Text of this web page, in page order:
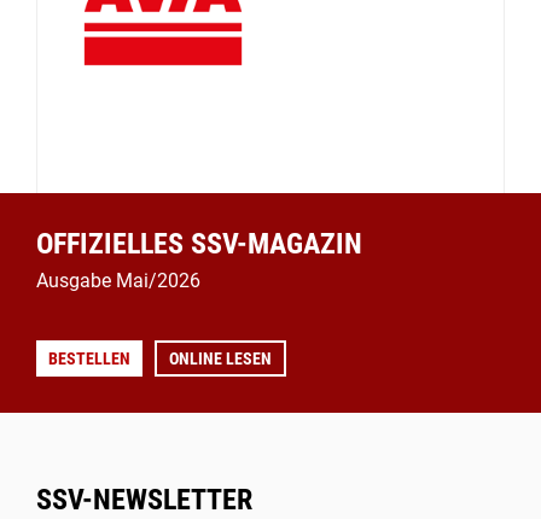
OFFIZIELLES SSV-MAGAZIN
Ausgabe Mai/2026
BESTELLEN ONLINE LESEN
SSV-NEWSLETTER